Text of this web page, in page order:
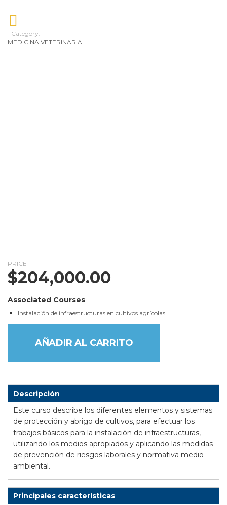
Category:
MEDICINA VETERINARIA
PRICE
$204,000.00
Associated Courses
Instalación de infraestructuras en cultivos agrícolas
AÑADIR AL CARRITO
Descripción
Este curso describe los diferentes elementos y sistemas
de protección y abrigo de cultivos, para efectuar los
trabajos básicos para la instalación de infraestructuras,
utilizando los medios apropiados y aplicando las medidas
de prevención de riesgos laborales y normativa medio
ambiental.
Principales características